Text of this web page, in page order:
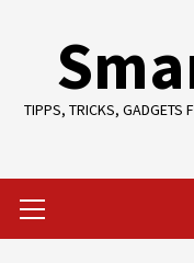
content
TIPPS, TRICKS, GADGETS
Menu